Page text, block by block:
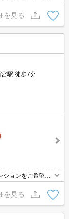
を見る
宮駅 徒歩7分
ョンをご希望の
買い物便利でウキ
ョン。ぜひお問い
を見る